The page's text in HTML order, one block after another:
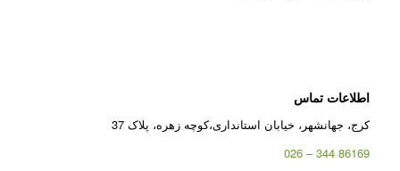
اطلاعات تماس
کرج، جهانشهر، خیابان استانداری،کوچه زهره، پلاک 37
86169 344 – 026